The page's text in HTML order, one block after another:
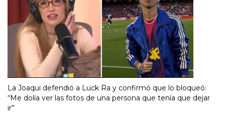
La Joaqui defendió a Luck Ra y confirmó que lo bloqueó:
“Me dolía ver las fotos de una persona que tenía que dejar
ir”